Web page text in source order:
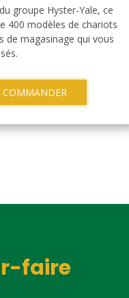
groupe Hyster-Yale, ce
400 modèles de chariots
de magasinage qui vous
COMMANDER
faire